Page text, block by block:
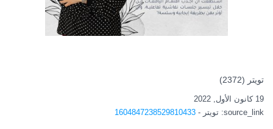
تويتر (2372)
19 كانون الأول, 2022
source_link: تويتر - 1604847238529810433